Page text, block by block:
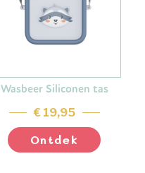
Wasbeer Siliconen tas
€ 19,95
Ontdek